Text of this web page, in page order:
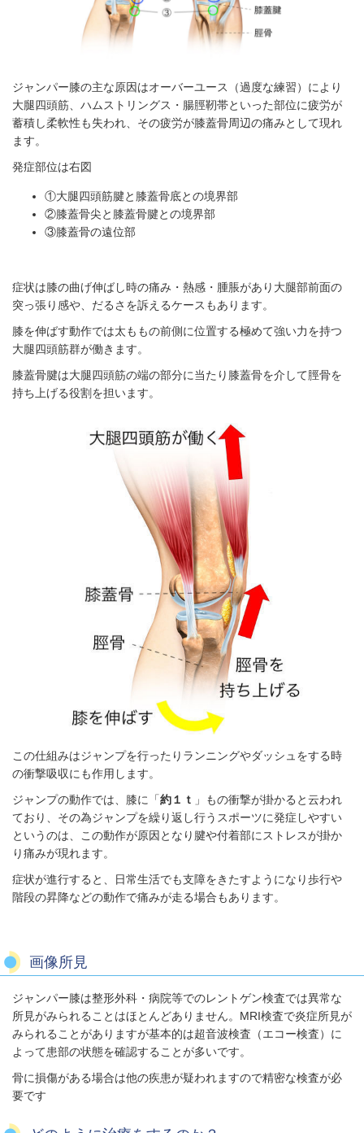
ジャンパー膝の主な原因はオーバーユース（過度な練習）により
大腿四頭筋、ハムストリングス・腸脛靭帯といった部位に疲労が
蓄積し柔軟性も失われ、その疲労が膝蓋骨周辺の痛みとして現れ
ます。
発症部位は右図
①大腿四頭筋腱と膝蓋骨底との境界部
②膝蓋骨尖と膝蓋骨腱との境界部
③膝蓋骨の遠位部
症状は膝の曲げ伸ばし時の痛み・熱感・腫脹があり大腿部前面の
突っ張り感や、だるさを訴えるケースもあります。
膝を伸ばす動作では太ももの前側に位置する極めて強い力を持つ
大腿四頭筋群が働きます。
膝蓋骨腱は大腿四頭筋の端の部分に当たり膝蓋骨を介して脛骨を
持ち上げる役割を担います。
この仕組みはジャンプを行ったりランニングやダッシュをする時
の衝撃吸収にも作用します。
ジャンプの動作では、膝に「約１ｔ 」もの衝撃が掛かると云われ
ており、その為ジャンプを繰り返し行うスポーツに発症しやすい
というのは、この動作が原因となり腱や付着部にストレスが掛か
り痛みが現れます。
症状が進行すると、日常生活でも支障をきたすようになり歩行や
階段の昇降などの動作で痛みが走る場合もあります。
画像所見
ジャンパー膝は整形外科・病院等でのレントゲン検査では異常な
所見がみられることはほとんどありません。MRI検査で炎症所見が
みられることがありますが基本的は超音波検査（エコー検査）に
よって患部の状態を確認することが多いです。
骨に損傷がある場合は他の疾患が疑われますので精密な検査が必
要です